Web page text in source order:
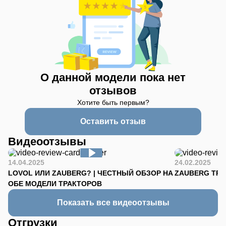
О данной модели пока нет
отзывов
Хотите быть первым?
Оставить отзыв
Видеоотзывы
14.04.2025
LOVOL ИЛИ ZAUBERG? | ЧЕСТНЫЙ ОБЗОР НА
ОБЕ МОДЕЛИ ТРАКТОРОВ
24.02.2025
ZAUBERG
Показать все видеоотзывы
Отгрузки